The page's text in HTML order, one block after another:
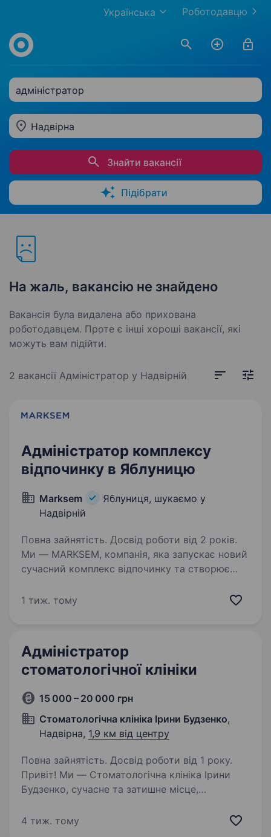
Роботодавцю
Українська
адміністратор
Надвірна
Знайти вакансії
Підібрати
На жаль, вакансію не знайдено
Вакансія була видалена або прихована
роботодавцем. Проте є інші хороші вакансії, які
можуть вам підійти.
2 вакансії Адміністратор у Надвірній
Адміністратор комплексу
відпочинку в Яблуницю
Marksem
Яблуниця, шукаємо у
Надвірній
Повна зайнятість. Досвід роботи від 2 років.
Ми — MARKSEM, компанія, яка запускає новий
сучасний комплекс відпочинку та створює
і знову. Ми шукаємо адміністратора, який
1 тиж. тому
Адміністратор
стоматологічної клініки
15 000 – 20 000 грн
Стоматологічна клініка Ірини Будзенко,
Надвірна, 1,9 км від центру
Повна зайнятість. Досвід роботи від 1 року.
Привіт! Ми — Стоматологічна клініка Ірини
Будзенко, сучасне та затишне місце,
місці. Наша команда — це професіонали, які
4 тиж. тому